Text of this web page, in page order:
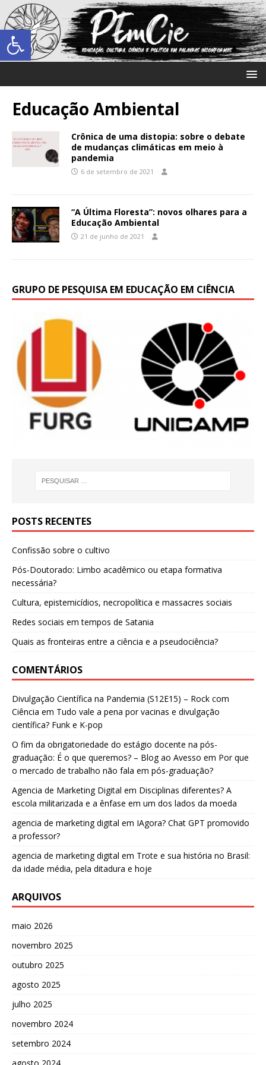
Abrir a barra de ferramentas
Educação Ambiental
Crônica de uma distopia: sobre o debate
de mudanças climáticas em meio à
pandemia
6 de setembro de 2021
“A Última Floresta”: novos olhares para a
Educação Ambiental
21 de junho de 2021
GRUPO DE PESQUISA EM EDUCAÇÃO EM CIÊNCIA
POSTS RECENTES
Confissão sobre o cultivo
Pós-Doutorado: Limbo acadêmico ou etapa formativa
necessária?
Cultura, epistemicídios, necropolítica e massacres sociais
Redes sociais em tempos de Satania
Quais as fronteiras entre a ciência e a pseudociência?
COMENTÁRIOS
Divulgação Científica na Pandemia (S12E15) – Rock com
Ciência em Tudo vale a pena por vacinas e divulgação
científica? Funk e K-pop
O fim da obrigatoriedade do estágio docente na pós-
graduação: É o que queremos? – Blog ao Avesso em Por que
o mercado de trabalho não fala em pós-graduação?
Agencia de Marketing Digital em Disciplinas diferentes? A
escola militarizada e a ênfase em um dos lados da moeda
agencia de marketing digital em IAgora? Chat GPT promovido
a professor?
agencia de marketing digital em Trote e sua história no Brasil:
da idade média, pela ditadura e hoje
ARQUIVOS
maio 2026
novembro 2025
outubro 2025
agosto 2025
julho 2025
novembro 2024
setembro 2024
agosto 2024